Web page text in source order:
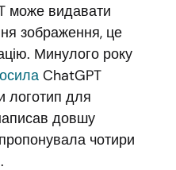
може видавати
зображення, це
Минулого року
ChatGPT
логотип для
довшу
чотири